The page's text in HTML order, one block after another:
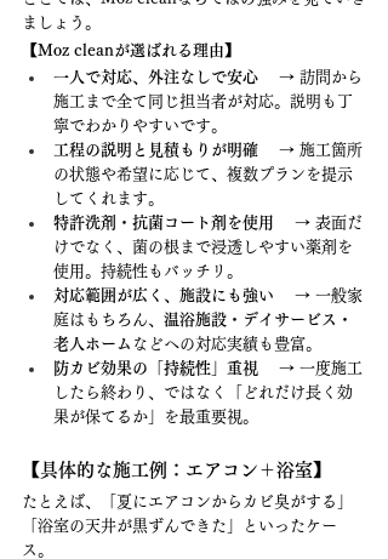
ましょう。
【Moz cleanが選ばれる理由】
一人で対応、外注なしで安心 → 訪問から
施工まで全て同じ担当者が対応。説明も丁
寧でわかりやすいです。
工程の説明と見積もりが明確 → 施工箇所
の状態や希望に応じて、複数プランを提示
してくれます。
特許洗剤・抗菌コート剤を使用 → 表面だ
けでなく、菌の根まで浸透しやすい薬剤を
使用。持続性もバッチリ。
対応範囲が広く、施設にも強い → 一般家
庭はもちろん、 温浴施設・デイサービス・
老人ホーム などへの対応実績も豊富。
防カビ効果の「持続性」重視 → 一度施工
したら終わり、ではなく「どれだけ長く効
果が保てるか」を最重要視。
【具体的な施工例：エアコン＋浴室】
たとえば、「夏にエアコンからカビ臭がする」
「浴室の天井が黒ずんできた」といったケー
ス。